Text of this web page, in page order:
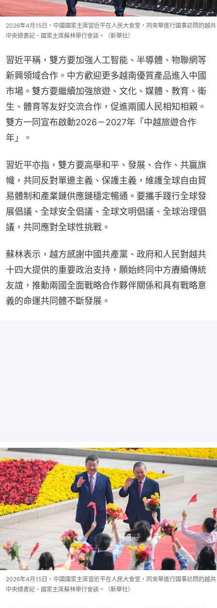
2026年4月15日，中國國家主席習近平在人民大會堂，同來華進行國事訪問的越共
中央總書記、國家主席蘇林舉行會談。（新華社）
習近平稱，雙方要加強人工智能、半導體、物聯網等
新興領域合作。中方歡迎更多越南優質產品進入中國
市場。雙方要繼續加強旅遊、文化、媒體、教育、衛
生、體育等友好交流合作，促進兩國人民相知相親。
雙方一同宣布啟動2026－2027年「中越旅遊合作
年」。
習近平亦指，雙方要高舉和平、發展、合作、共贏旗
幟，共同反對單邊主義、保護主義，維護全球自由貿
易體制和產業鏈供應鏈穩定暢通。要攜手踐行全球發
展倡議、全球安全倡議、全球文明倡議、全球治理倡
議，共同應對全球性挑戰。
蘇林表示，越方感謝中國共產黨、政府和人民對越共
十四大提供的重要政治支持，願始終同中方賡續傳統
友誼，推動兩國全面戰略合作夥伴關係和具有戰略意
義的命運共同體不斷發展。
2026年4月15日，中國國家主席習近平在人民大會堂，同來華進行國事訪問的越共
中央總書記、國家主席蘇林舉行會談。（新華社）